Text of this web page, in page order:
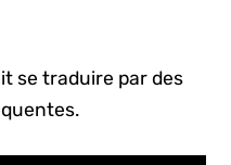
se traduire par des